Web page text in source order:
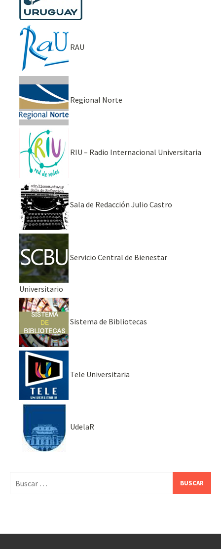
RAU
Regional Norte
RIU – Radio Internacional Universitaria
Sala de Redacción Julio Castro
Servicio Central de Bienestar
Universitario
Sistema de Bibliotecas
Tele Universitaria
UdelaR